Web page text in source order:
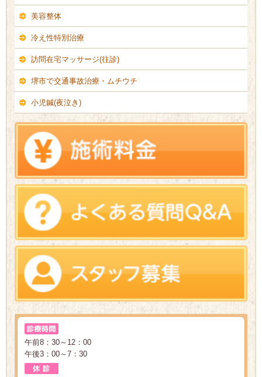
美容整体
冷え性特別治療
訪問在宅マッサージ(往診)
堺市で交通事故治療・ムチウチ
小児鍼(夜泣き)
午前8：30～12：00
午後3：00～7：30